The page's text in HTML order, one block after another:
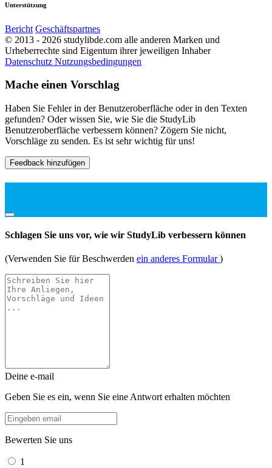
Unterstützung
Bericht Geschäftspartnes
© 2013 - 2026 studylibde.com alle anderen Marken und
Urheberrechte sind Eigentum ihrer jeweiligen Inhaber
Datenschutz Nutzungsbedingungen
Mache einen Vorschlag
Haben Sie Fehler in der Benutzeroberfläche oder in den Texten
gefunden? Oder wissen Sie, wie Sie die StudyLib
Benutzeroberfläche verbessern können? Zögern Sie nicht,
Vorschläge zu senden. Es ist sehr wichtig für uns!
Feedback hinzufügen
Schlagen Sie uns vor, wie wir StudyLib verbessern können
(Verwenden Sie für Beschwerden ein anderes Formular)
Deine e-mail
Geben Sie es ein, wenn Sie eine Antwort erhalten möchten
Bewerten Sie uns
1